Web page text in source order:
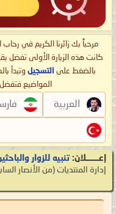
مرحباً بك زائرنا الكريم في رحاب
كانت هذه الزيارة الأولى تفضل
بالضغط على التسجيل وتبدأ
المواضيع
العربية
إعـــــــلان: تنبيه للزوار
إدارة المنتديات ‏(من الأنصار